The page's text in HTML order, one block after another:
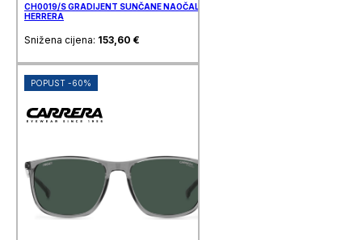
CH0019/S GRADIJENT SUNČANE NAOČALE CAROLINA
HERRERA
Snižena cijena: 153,60 €
POPUST -60%